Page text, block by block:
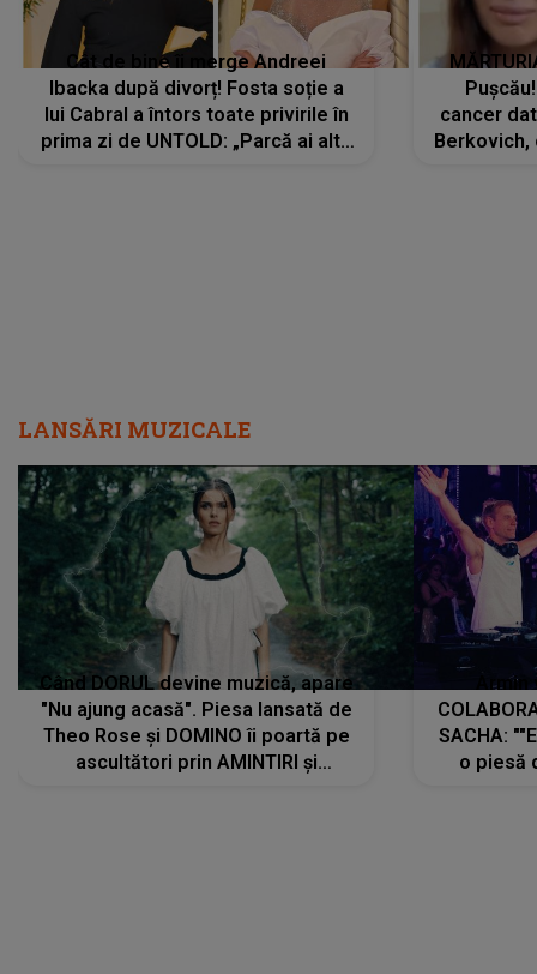
Cât de bine îi merge Andreei
Ibacka după divorț! Fosta soție a
lui Cabral a întors toate privirile în
prima zi de UNTOLD: „Parcă ai altă
cancer
LANSĂRI MUZICALE
Când DORUL devine muzică, apare
"Nu ajung acasă". Piesa lansată de
Theo Rose și DOMINO îi poartă pe
ascultători prin AMINTIRI și
SACHA:
o piesă